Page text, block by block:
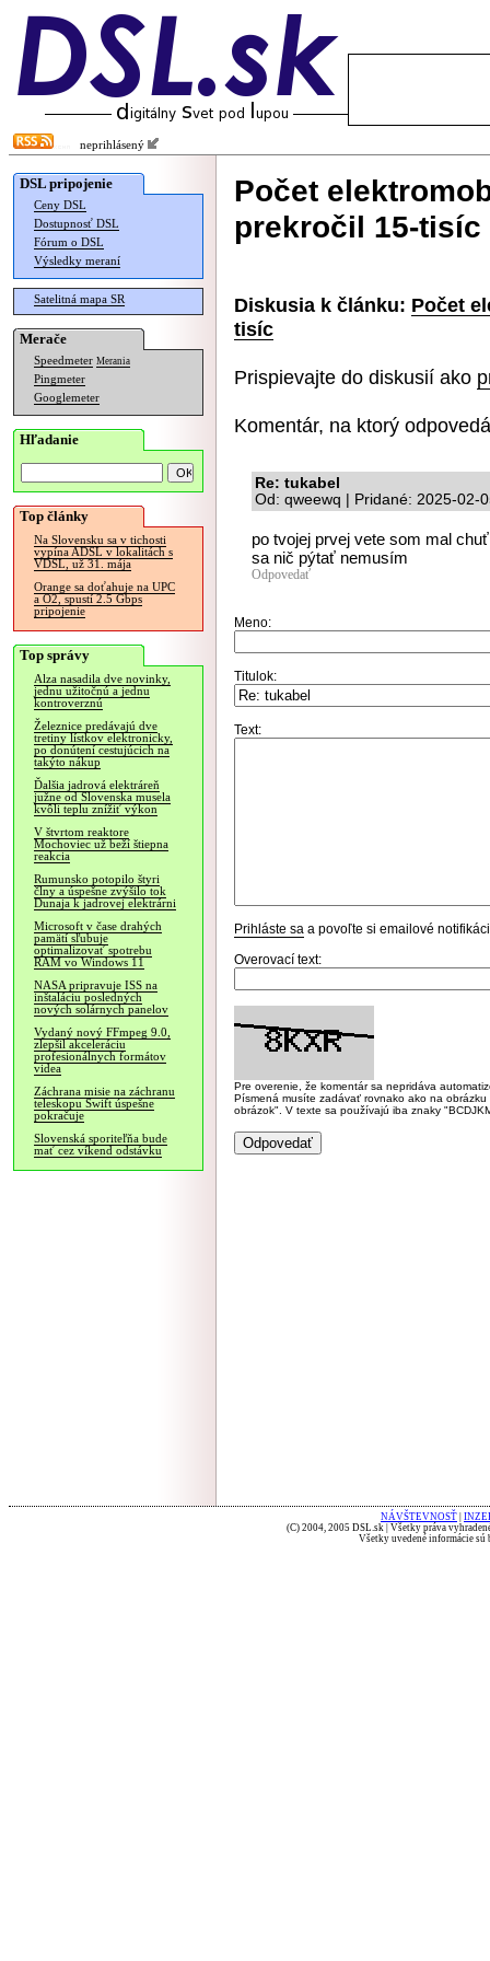
neprihlásený
DSL pripojenie
Ceny DSL
Dostupnosť DSL
Fórum o DSL
Výsledky meraní
Satelitná mapa SR
Merače
Speedmeter Merania
Pingmeter
Googlemeter
Hľadanie
Top články
Na Slovensku sa v tichosti
vypína ADSL v lokalitách s
VDSL, už 31. mája
Orange sa doťahuje na UPC
a O2, spustí 2.5 Gbps
pripojenie
Top správy
Alza nasadila dve novinky,
jednu užitočnú a jednu
kontroverznú
Železnice predávajú dve
tretiny lístkov elektronicky,
po donútení cestujúcich na
takýto nákup
Ďalšia jadrová elektráreň
južne od Slovenska musela
kvôli teplu znížiť výkon
V štvrtom reaktore
Mochoviec už beží štiepna
reakcia
Rumunsko potopilo štyri
člny a úspešne zvýšilo tok
Dunaja k jadrovej elektrárni
Microsoft v čase drahých
pamätí sľubuje
optimalizovať spotrebu
RAM vo Windows 11
NASA pripravuje ISS na
inštaláciu posledných
nových solárnych panelov
Vydaný nový FFmpeg 9.0,
zlepšil akceleráciu
profesionálnych formátov
videa
Záchrana misie na záchranu
teleskopu Swift úspešne
pokračuje
Slovenská sporiteľňa bude
mať cez víkend odstávku
Počet
prekročil 15-tisíc
Diskusia k článku: Počet
tisíc
Prispievajte do diskusií ako
Komentár, na ktorý
Re: tukabel
Od: qweewq | Pridané: 2025-02-
po tvojej prvej vete som mal
sa nič pýtať nemusím
Odpovedať
Meno:
Titulok:
Text:
Prihláste sa a povoľte si emailové
Overovací text:
Pre overenie, že komentár sa nepridáva
Písmená musíte zadávať rovnako ako na
obrázok". V texte sa používajú iba znaky
NÁVŠTEVNOSŤ
(C) 2004, 2005 DSL.sk | Všetky práva
Všetky uvedené informácie sú